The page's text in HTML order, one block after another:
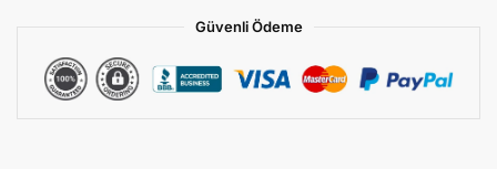
Güvenli Ödeme